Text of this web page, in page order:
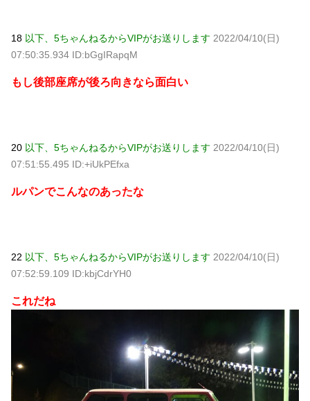
18 以下、5ちゃんねるからVIPがお送りします 2022/04/10(日)
07:50:35.934 ID:bGgIRapqM
もし後部座席が後ろ向きなら面白い
20 以下、5ちゃんねるからVIPがお送りします 2022/04/10(日)
07:51:55.495 ID:+iUkPEfxa
ルパンでこんなのあったな
22 以下、5ちゃんねるからVIPがお送りします 2022/04/10(日)
07:52:59.109 ID:kbjCdrYH0
これだね